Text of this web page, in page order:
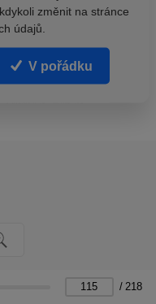
/ 218
změnit na stránce
údajů.
V pořádku